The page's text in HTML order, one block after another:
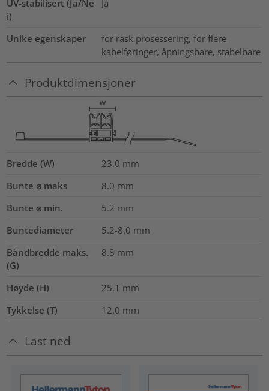
UV-stabilisert (Ja/Ne
i)
Ja
Unike egenskaper
for rask prosessering, for flere
kabelføringer, åpningsbare, stabelbare
Produktdimensjoner
Bredde (W) 23.0 mm
Bunte ⌀ maks
8.0 mm
Bunte ⌀ min.
5.2 mm
Buntediameter
5.2-8.0 mm
Båndbredde maks.
(G)
8.8 mm
Høyde (H) 25.1 mm
Tykkelse (T)
12.0 mm
Last ned